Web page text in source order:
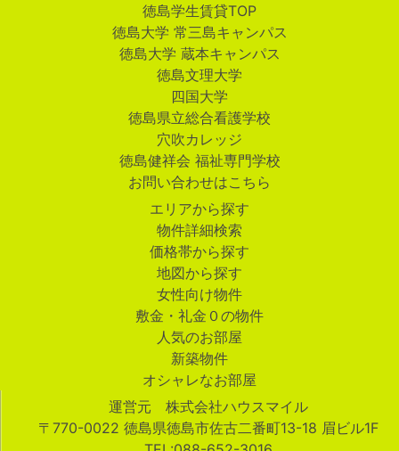
徳島学生賃貸TOP
徳島大学 常三島キャンパス
徳島大学 蔵本キャンパス
徳島文理大学
四国大学
徳島県立総合看護学校
穴吹カレッジ
徳島健祥会 福祉専門学校
お問い合わせはこちら
エリアから探す
物件詳細検索
価格帯から探す
地図から探す
女性向け物件
敷金・礼金０の物件
人気のお部屋
新築物件
オシャレなお部屋
運営元 株式会社ハウスマイル
〒770-0022 徳島県徳島市佐古二番町13-18 眉ビル1F